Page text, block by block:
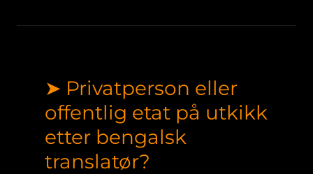
➤ Privatperson eller
offentlig etat på utkikk
etter bengalsk
translatør?